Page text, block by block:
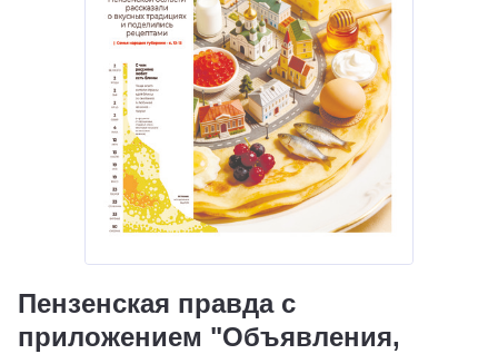
Пензенская правда с
приложением "Объявления,